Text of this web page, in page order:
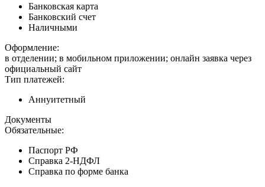
Банковская карта
Банковский счет
Наличными
Оформление:
в отделении; в мобильном приложении; онлайн заявка через
официальный сайт
Тип платежей:
Аннуитетный
Документы
Обязательные:
Паспорт РФ
Справка 2-НДФЛ
Справка по форме банка